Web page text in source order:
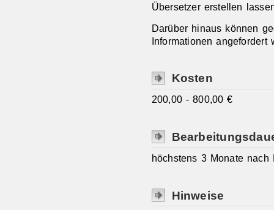
Übersetzer erstellen
Darüber hinaus können
Informationen angefordert
Kosten
200,00 - 800,00 €
höchstens 3 Monate
Hinweise